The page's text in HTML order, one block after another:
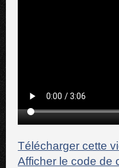
Télécharger cette
Afficher le code de